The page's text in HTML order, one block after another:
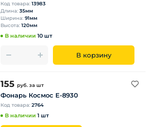
Код товара: 13983
Длина: 35мм
Ширина: 91мм
Высота: 120мм
В наличии 10 шт
В корзину
155 руб. за шт
Фонарь Космос Е-8930
Код товара: 2764
В наличии 1 шт